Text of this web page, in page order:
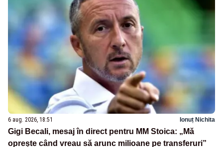
6 aug. 2026, 18:51 Ionuț Nichita
Gigi Becali, mesaj în direct pentru MM Stoica: „Mă
oprește când vreau să arunc milioane pe transferuri”